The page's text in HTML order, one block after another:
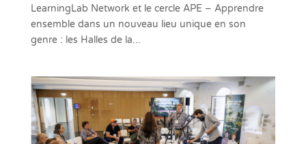
LearningLab Network et le cercle APE – Apprendre
ensemble dans un nouveau lieu unique en son
genre : les Halles de la...